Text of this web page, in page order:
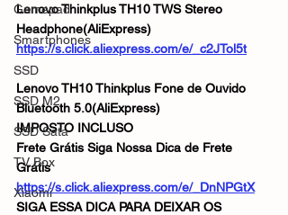
Gamepad
Smartphones
SSD
SSD M2
SSD Sata
TV Box
Xiaomi
Lenovo Thinkplus TH10 TWS Stereo
Headphone(AliExpress)
https://s.click.aliexpress.com/e/_c2JTol5t
Lenovo TH10 Thinkplus Fone de Ouvido
Bluetooth 5.0(AliExpress)
IMPOSTO INCLUSO
Frete Grátis Siga Nossa Dica de Frete
Grátis
https://s.click.aliexpress.com/e/_DnNPGtX
SIGA ESSA DICA PARA DEIXAR OS